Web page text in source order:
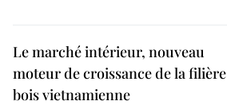
Le marché intérieur, nouveau
moteur de croissance de la filière
bois vietnamienne